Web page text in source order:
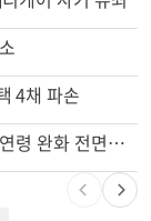
들어선다
어 사기 유죄
4채 파손
"65세 복수국적 빗장 푸나"... 한국 정부, 연령 완화 전면 추진